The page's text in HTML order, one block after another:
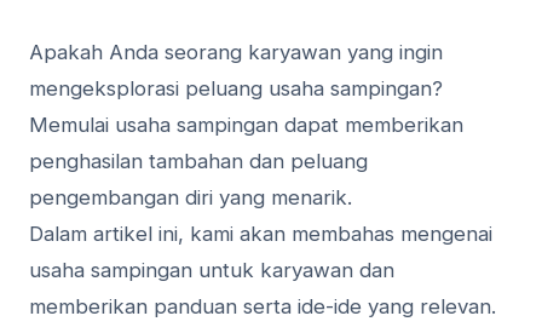
Apakah Anda seorang karyawan yang ingin
mengeksplorasi peluang usaha sampingan?
Memulai usaha sampingan dapat memberikan
penghasilan tambahan dan peluang
pengembangan diri yang menarik.
Dalam artikel ini, kami akan membahas mengenai
usaha sampingan untuk karyawan dan
memberikan panduan serta ide-ide yang relevan.